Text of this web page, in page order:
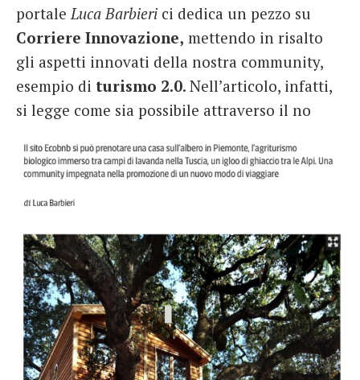
portale Luca Barbieri ci dedica un pezzo su
Corriere Innovazione, mettendo in risalto
gli aspetti innovati della nostra community,
esempio di turismo 2.0. Nell’articolo, infatti,
si legge come sia possibile attraverso il no